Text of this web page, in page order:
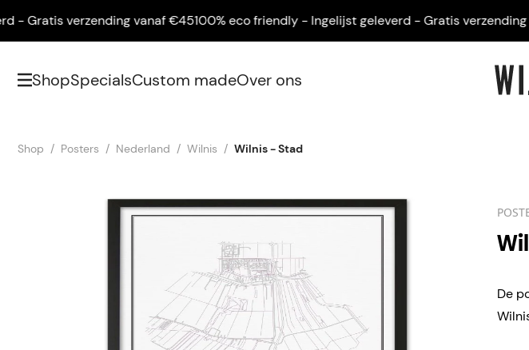
verzending vanaf €45100% eco friendly - Ingelijst geleverd - Gratis verzending
ShopSpecialsCustom madeOver ons
Shop Posters Nederland Wilnis Wilnis - Stad
De